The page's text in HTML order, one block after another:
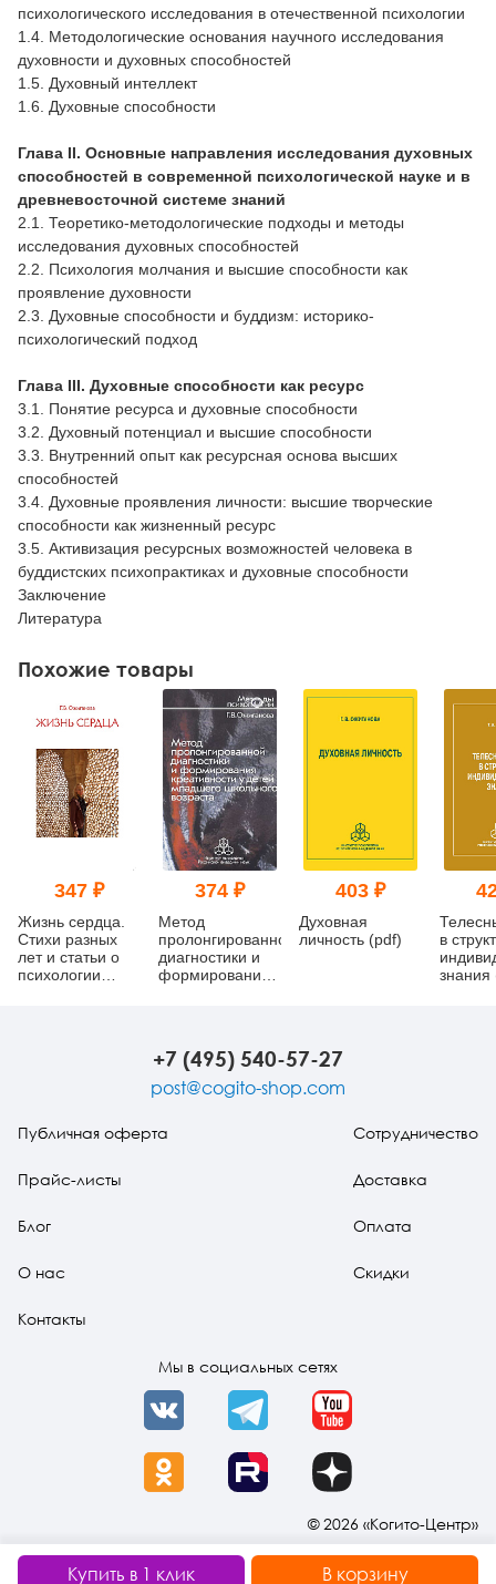
В корзину
Купить в 1 клик
психологического исследования в отечественной психологии
1.4. Методологические основания научного исследования
духовности и духовных способностей
1.5. Духовный интеллект
1.6. Духовные способности
Глава II. Основные направления исследования духовных
способностей в современной психологической науке и в
древневосточной системе знаний
2.1. Теоретико-методологические подходы и методы
исследования духовных способностей
2.2. Психология молчания и высшие способности как
проявление духовности
2.3. Духовные способности и буддизм: историко-
психологический подход
Глава III. Духовные способности как ресурс
3.1. Понятие ресурса и духовные способности
3.2. Духовный потенциал и высшие способности
3.3. Внутренний опыт как ресурсная основа высших
способностей
3.4. Духовные проявления личности: высшие творческие
способности как жизненный ресурс
3.5. Активизация ресурсных возможностей человека в
буддистских психопрактиках и духовные способности
Заключение
Литература
Похожие товары
347 ₽
Жизнь сердца.
Стихи разных
лет и статьи о
психологии
374 ₽
Метод
пролонгированной
диагностики и
формирования
403 ₽
Духовная
личность (pdf)
в
знания
+7 (495) 540-57-27
post@cogito-shop.com
Публичная оферта
Прайс-листы
Блог
О нас
Контакты
Сотрудничество
Доставка
Оплата
Скидки
Мы в социальных сетях
VK Telegram YouTube
OK Rutube Dzen
© 2026 «Когито-Центр»